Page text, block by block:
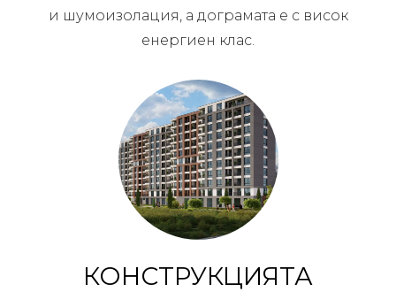
и шумоизолация, а дограмата е с висок
енергиен клас.
КОНСТРУКЦИЯТА